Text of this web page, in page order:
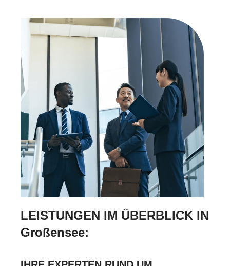
LEISTUNGEN IM ÜBERBLICK IN
Großensee: